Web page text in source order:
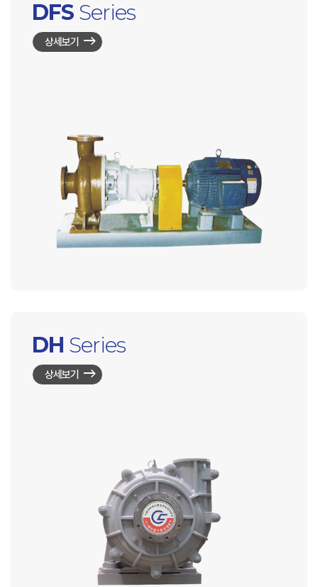
DFS Series
상세보기
DH Series
상세보기